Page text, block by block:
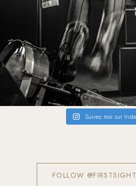
Suivez moi sur
FOLLOW